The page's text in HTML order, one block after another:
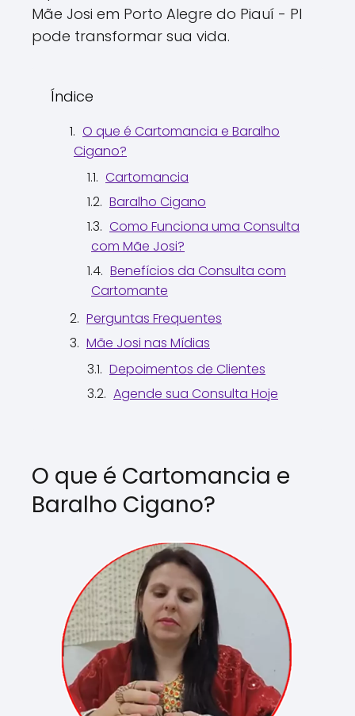
Mãe Josi em Porto Alegre do Piauí - PI
pode transformar sua vida.
Índice
O que é Cartomancia e Baralho
Cigano?
Cartomancia
Baralho Cigano
Como Funciona uma Consulta
com Mãe Josi?
Benefícios da Consulta com
Cartomante
Perguntas Frequentes
Mãe Josi nas Mídias
Depoimentos de Clientes
Agende sua Consulta Hoje
O que é Cartomancia e
Baralho Cigano?